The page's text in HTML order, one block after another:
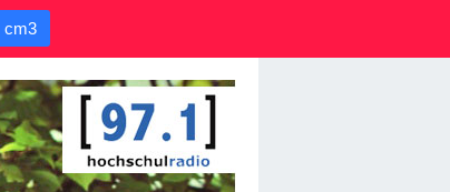
cm3